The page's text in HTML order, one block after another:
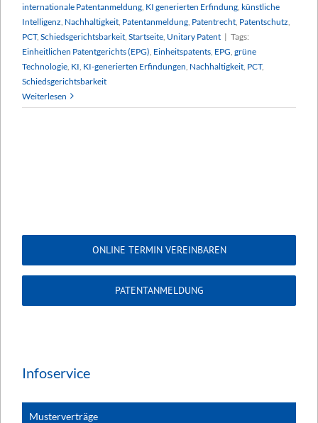
internationale Patentanmeldung KI generierten Erfindung künstliche
Intelligenz Nachhaltigkeit Patentanmeldung Patentrecht Patentschutz
PCT, Schiedsgerichtsbarkeit Startseite Unitary Patent | Tags:
Einheitlichen Patentgerichts (EPG) Einheitspatents EPG grüne
Technologie KI KI-generierten Erfindungen Nachhaltigkeit PCT,
Schiedsgerichtsbarkeit
Weiterlesen
ONLINE TERMIN VEREINBAREN
PATENTANMELDUNG
Infoservice
Musterverträge